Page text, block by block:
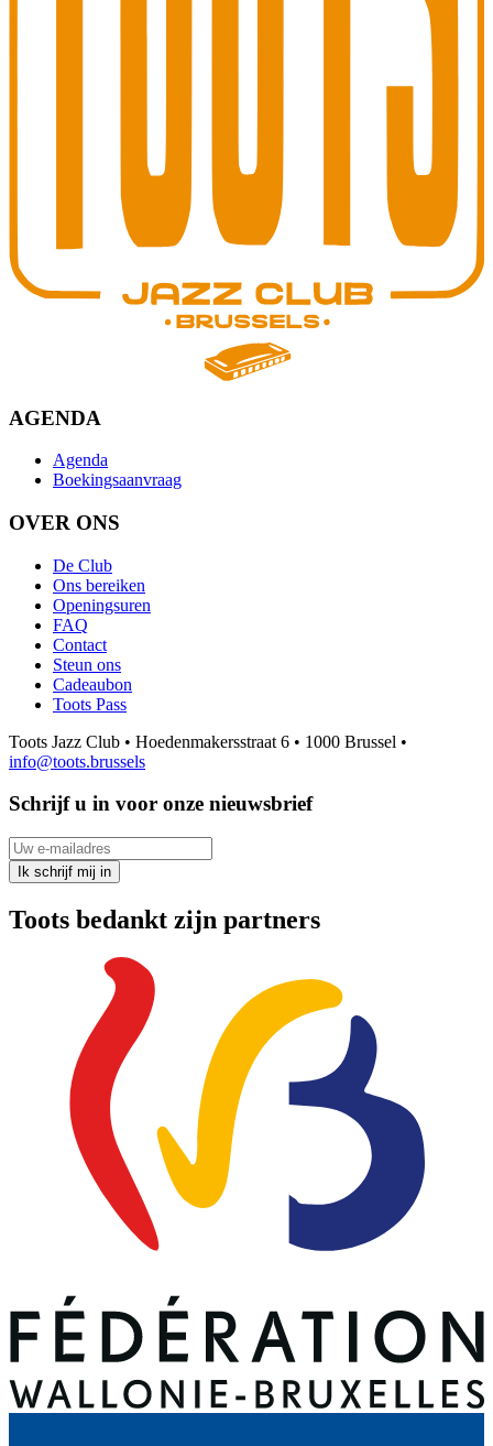
AGENDA
Agenda
Boekingsaanvraag
OVER ONS
De Club
Ons bereiken
Openingsuren
FAQ
Contact
Steun ons
Cadeaubon
Toots Pass
Toots Jazz Club • Hoedenmakersstraat 6 • 1000 Brussel •
info@toots.brussels
Schrijf u in voor onze nieuwsbrief
Uw e-mailadres
Ik schrijf mij in
Toots bedankt zijn partners